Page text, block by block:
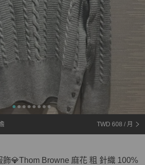
TWD 608 / 月
💎Thom Browne 麻花 粗 針織 100%